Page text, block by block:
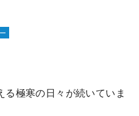
極寒の日々が続いていま